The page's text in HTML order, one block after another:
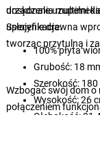
urządzenia
doskonale uzupełni
usłojenie drewna
tworząc przytulną i
Specyfikacja:
100% płyta
Grubość: 18
Szerokość: 180
Wysokość: 26
Głębokość:
Wzbogać swój dom o
połączeniem